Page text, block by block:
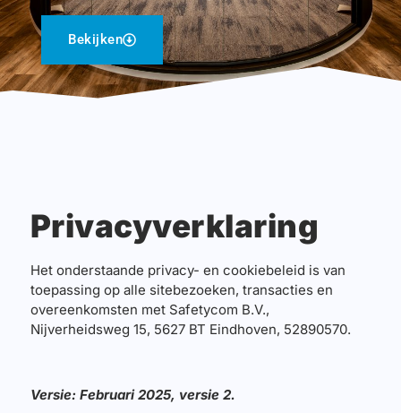
Bekijken
Privacyverklaring
Het onderstaande privacy- en cookiebeleid is van
toepassing op alle sitebezoeken, transacties en
overeenkomsten met Safetycom B.V.,
Nijverheidsweg 15, 5627 BT Eindhoven, 52890570.
Versie: Februari 2025, versie 2.